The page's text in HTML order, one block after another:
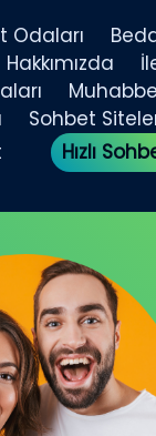
Odaları
Hakkımızda
Sohbet
Hızlı